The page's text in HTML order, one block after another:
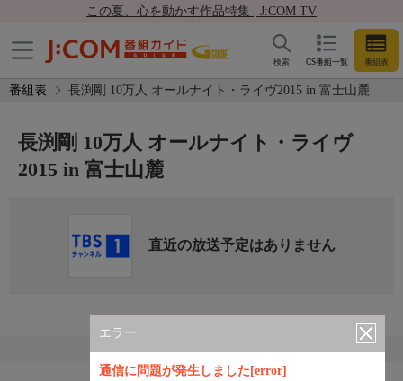
この夏、心を動かす作品特集 | J:COM TV
CS番組一覧 番組表
検索
番組表 長渕剛 10万人 オールナイト・ライヴ2015 in 富士山麓
エラー
通信に問題が発生しました[error]
長渕剛 10万人 オールナイト・ライヴ
2015 in 富士山麓
直近の放送予定はありません